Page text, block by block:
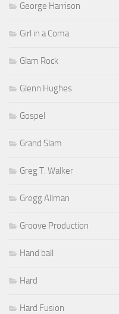
George Harrison
Girl in a Coma
Glam Rock
Glenn Hughes
Gospel
Grand Slam
Greg T. Walker
Gregg Allman
Groove Production
Hand ball
Hard
Hard Fusion